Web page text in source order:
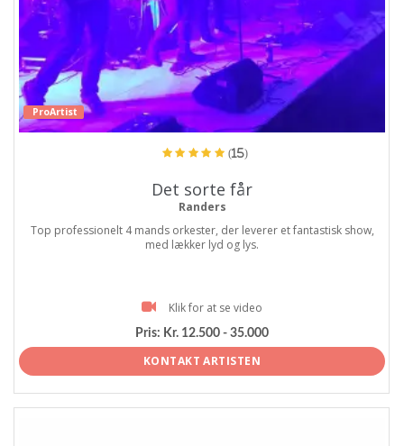
ProArtist
(15)
Det sorte får
Randers
Top professionelt 4 mands orkester, der leverer et fantastisk show,
med lækker lyd og lys.
Klik for at se video
Pris: Kr. 12.500 - 35.000
KONTAKT ARTISTEN